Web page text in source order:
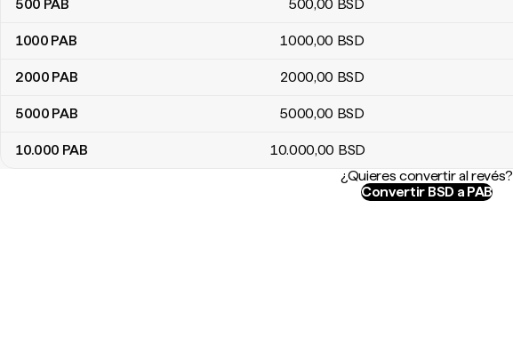
500 PAB 500,00 BSD
1000 PAB 1000,00 BSD
2000 PAB 2000,00 BSD
5000 PAB 5000,00 BSD
10.000 PAB 10.000,00 BSD
¿Quieres convertir al revés?
Convertir BSD a PAB